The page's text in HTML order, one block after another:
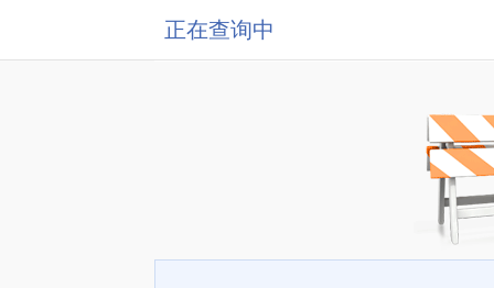
正在查询中